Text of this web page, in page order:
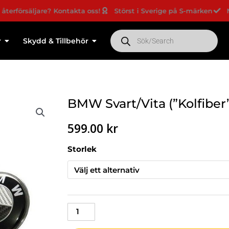
Kontakta oss! Störst i Sverige på S-märken
Skydd & Tillbehör
Products
search
BMW Svart/Vita
599.00 kr
Storlek
BMW
("Kolfiber")
7-
emblem
mängd